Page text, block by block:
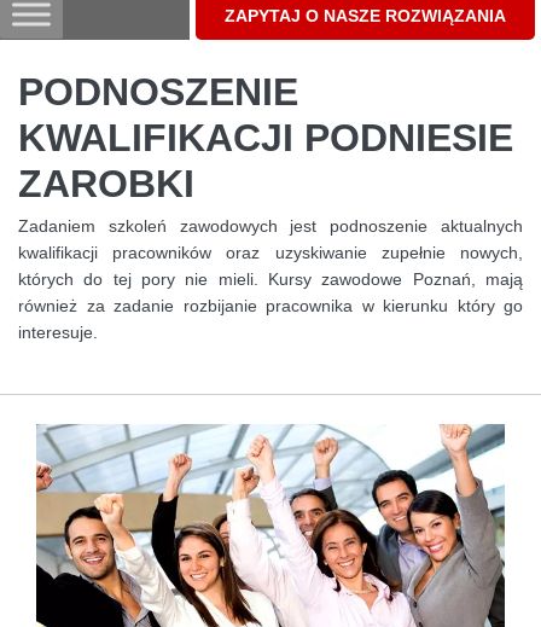
ZAPYTAJ O NASZE ROZWIĄZANIA
PODNOSZENIE
KWALIFIKACJI PODNIESIE
ZAROBKI
Zadaniem szkoleń zawodowych jest podnoszenie aktualnych
kwalifikacji pracowników oraz uzyskiwanie zupełnie nowych,
których do tej pory nie mieli. Kursy zawodowe Poznań, mają
również za zadanie rozbijanie pracownika w kierunku który go
interesuje.